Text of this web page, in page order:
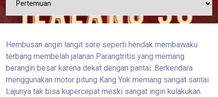
Hembusan angin langit sore seperti hendak membawaku
terbang membelah jalanan Parangtritis yang memang
berangin besar karena dekat dengan pantai. Berkendara
menggunakan motor pitung Kang Yok memang sangat santai.
Lajunya tak bisa kupercepat meski sangat ingin kulakukan.